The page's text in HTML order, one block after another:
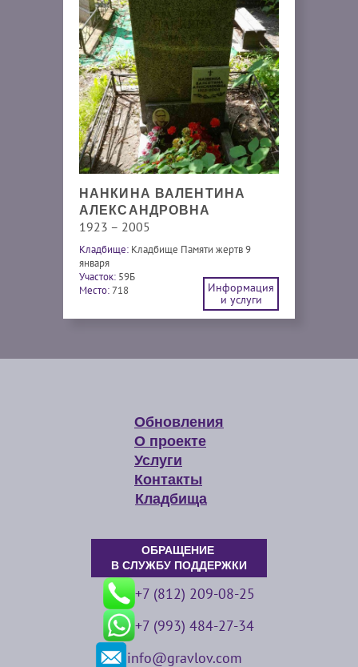
НАНКИНА ВАЛЕНТИНА
АЛЕКСАНДРОВНА
1923 – 2005
Кладбище: Кладбище Памяти жертв 9
января
Участок: 59Б
Место:718
Информация
и услуги
Обновления
О проекте
Услуги
Контакты
Кладбища
ОБРАЩЕНИЕ
В СЛУЖБУ ПОДДЕРЖКИ
+7 (812) 209-08-25
+7 (993) 484-27-34
info@gravlov.com